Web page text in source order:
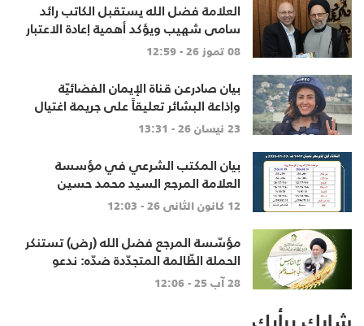
العلامة فضل الله يستقبل الكاتب رائد
سامي شهيب ويؤكد أهمية إعادة الاعتبار
للعقل والحوار النقدي
08 تموز 26 - 12:59
بيان صادرعن قناة الإيمان الفضائيّة
وإذاعة البشائر تعليقاً على جريمة اغتيال
الشهيدة آمال الخليل
23 نيسان 26 - 13:31
بيان المكتب الشرعي في مؤسسة
العلامة المرجع السيد محمد حسين
فضل الله "رض" في تحديد بداية شهر
شعبان لعام 1447هـ
12 كانون الثاني 26 - 12:03
مؤسّسة المرجع فضل الله (رض) تستنكر
الحملة الظّالمة المتجدّدة ضدّه: ندعو
المحطّة التّلفزيونيّة الّتي أساءت له
لخطوات تصحيحيّة
28 آب 25 - 12:06